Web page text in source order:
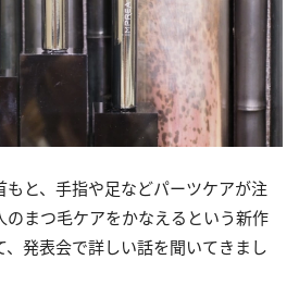
もと、手指や足などパーツケアが注
のまつ毛ケアをかなえるという新作
発表会で詳しい話を聞いてきまし